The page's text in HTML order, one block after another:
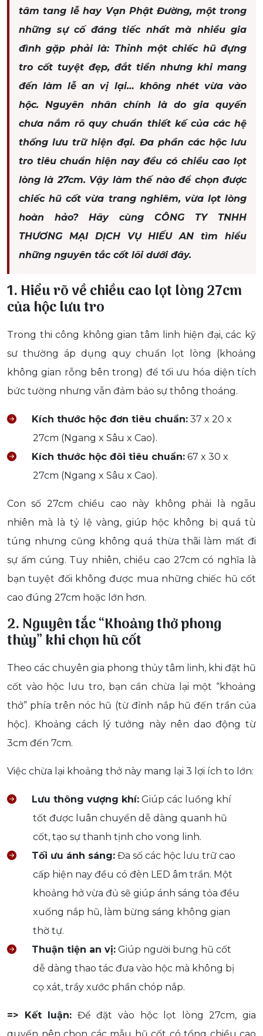
tâm tang lễ hay Vạn Phật Đường, một trong
những sự cố đáng tiếc nhất mà nhiều gia
đình gặp phải là: Thỉnh một chiếc hũ đựng
tro cốt tuyệt đẹp, đắt tiền nhưng khi mang
đến làm lễ an vị lại… không nhét vừa vào
hộc. Nguyên nhân chính là do gia quyến
chưa nắm rõ quy chuẩn thiết kế của các hệ
thống lưu trữ hiện đại. Đa phần các hộc lưu
tro tiêu chuẩn hiện nay đều có chiều cao lọt
lòng là 27cm. Vậy làm thế nào để chọn được
chiếc hũ cốt vừa trang nghiêm, vừa lọt lòng
hoàn hảo? Hãy cùng CÔNG TY TNHH
THƯƠNG MẠI DỊCH VỤ HIẾU AN tìm hiểu
những nguyên tắc cốt lõi dưới đây.
1. Hiểu rõ về chiều cao lọt lòng 27cm
của hộc lưu tro
Trong thi công không gian tâm linh hiện đại, các kỹ
sư thường áp dụng quy chuẩn lọt lòng (khoảng
không gian rỗng bên trong) để tối ưu hóa diện tích
bức tường nhưng vẫn đảm bảo sự thông thoáng.
Kích thước hộc đơn tiêu chuẩn: 37 x 20 x
27cm (Ngang x Sâu x Cao).
Kích thước hộc đôi tiêu chuẩn: 67 x 30 x
27cm (Ngang x Sâu x Cao).
Con số 27cm chiều cao này không phải là ngẫu
nhiên mà là tỷ lệ vàng, giúp hộc không bị quá tù
túng nhưng cũng không quá thừa thãi làm mất đi
sự ấm cúng. Tuy nhiên, chiều cao 27cm có nghĩa là
bạn tuyệt đối không được mua những chiếc hũ cốt
cao đúng 27cm hoặc lớn hơn.
2. Nguyên tắc “Khoảng thở phong
thủy” khi chọn hũ cốt
Theo các chuyên gia phong thủy tâm linh, khi đặt hũ
cốt vào hộc lưu tro, bạn cần chừa lại một “khoảng
thở” phía trên nóc hũ (từ đỉnh nắp hũ đến trần của
hộc). Khoảng cách lý tưởng này nên dao động từ
3cm đến 7cm.
Việc chừa lại khoảng thở này mang lại 3 lợi ích to lớn:
Lưu thông vượng khí: Giúp các luồng khí
tốt được luân chuyển dễ dàng quanh hũ
cốt, tạo sự thanh tịnh cho vong linh.
Tối ưu ánh sáng: Đa số các hộc lưu trữ cao
cấp hiện nay đều có đèn LED âm trần. Một
khoảng hở vừa đủ sẽ giúp ánh sáng tỏa đều
xuống nắp hũ, làm bừng sáng không gian
thờ tự.
Thuận tiện an vị: Giúp người bưng hũ cốt
dễ dàng thao tác đưa vào hộc mà không bị
cọ xát, trầy xước phần chóp nắp.
=> Kết luận: Để đặt vào hộc lọt lòng 27cm, gia
quyến nên chọn các mẫu hũ cốt có tổng chiều cao